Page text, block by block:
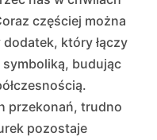
częściej można
który łączy
symboliką, budując
przekonań, trudno
pozostaje